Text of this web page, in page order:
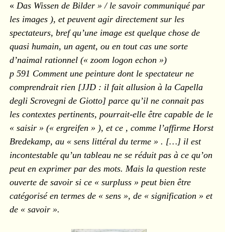
« Das Wissen de Bilder » / le savoir communiqué par
les images ), et peuvent agir directement sur les
spectateurs, bref qu’une image est quelque chose de
quasi humain, un agent, ou en tout cas une sorte
d’naimal rationnel (« zoom logon echon »)
p 591 Comment une peinture dont le spectateur ne
comprendrait rien [JJD : il fait allusion à la Capella
degli Scrovegnide Giotto] parce qu’il ne connait pas
les contextes pertinents, pourrait-elle être capable de le
« saisir » (« ergreifen » ), et ce , comme l’affirme Horst
Bredekamp, au « sens littéral du terme » . […] il est
incontestable qu’un tableau ne se réduit pas à ce qu’on
peut en exprimer par des mots. Mais la question reste
ouverte de savoir si ce « surpluss » peut bien être
catégorisé en termes de « sens », de « signification » et
de « savoir ».